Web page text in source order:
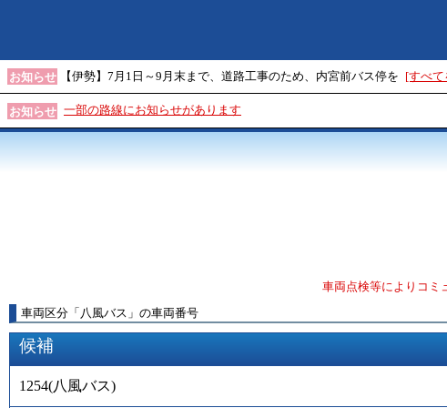
お知らせ 【伊勢】7月1日～9月末まで、道路工事のため、内宮前バス停を [すべ
お知らせ 一部の路線にお知らせがあります
車両点検等によりコミ
車両区分 「 八風バス 」 の車両番号
候補
1254(八風バス)